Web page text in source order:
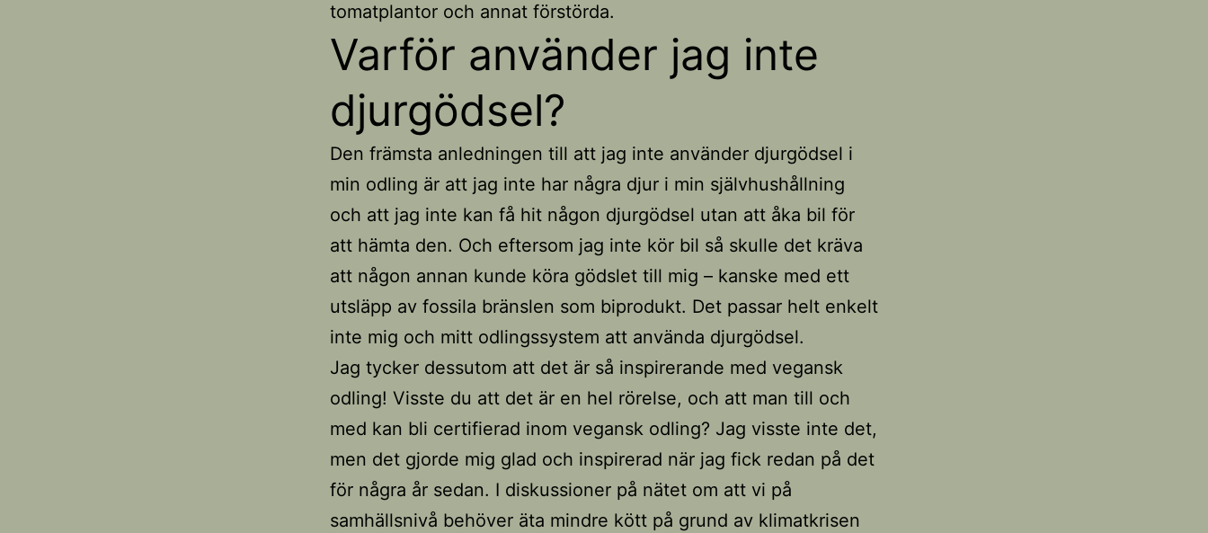
tomatplantor och annat förstörda.
Varför använder jag inte
djurgödsel?
Den främsta anledningen till att jag inte använder djurgödsel i
min odling är att jag inte har några djur i min självhushållning
och att jag inte kan få hit någon djurgödsel utan att åka bil för
att hämta den. Och eftersom jag inte kör bil så skulle det kräva
att någon annan kunde köra gödslet till mig – kanske med ett
utsläpp av fossila bränslen som biprodukt. Det passar helt enkelt
inte mig och mitt odlingssystem att använda djurgödsel.
Jag tycker dessutom att det är så inspirerande med vegansk
odling! Visste du att det är en hel rörelse, och att man till och
med kan bli certifierad inom vegansk odling? Jag visste inte det,
men det gjorde mig glad och inspirerad när jag fick redan på det
för några år sedan. I diskussioner på nätet om att vi på
samhällsnivå behöver äta mindre kött på grund av klimatkrisen